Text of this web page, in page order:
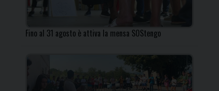
Fino al 31 agosto è attiva la mensa SOStengo